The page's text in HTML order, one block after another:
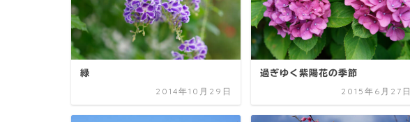
緑
2014年10月29日
過ぎゆく紫陽花の季節
2015年6月27日